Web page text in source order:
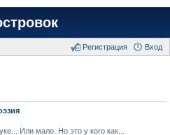
Вход
Регистрация
Или мало. Но это у кого как...